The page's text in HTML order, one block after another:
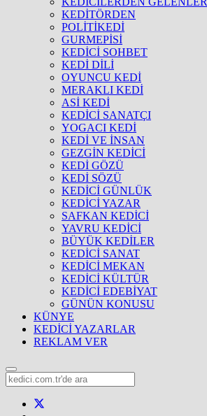
KEDİTÖRDEN
POLİTİKEDİ
GURMEPİSİ
KEDİCİ SOHBET
KEDİ DİLİ
OYUNCU KEDİ
MERAKLI KEDİ
ASİ KEDİ
KEDİCİ SANATÇI
YOGACI KEDİ
KEDİ VE İNSAN
GEZGİN KEDİCİ
KEDİ GÖZÜ
KEDİ SÖZÜ
KEDİCİ GÜNLÜK
KEDİCİ YAZAR
SAFKAN KEDİCİ
YAVRU KEDİCİ
BÜYÜK KEDİLER
KEDİCİ SANAT
KEDİCİ MEKAN
KEDİCİ KÜLTÜR
KEDİCİ EDEBİYAT
GÜNÜN KONUSU
KÜNYE
KEDİCİ YAZARLAR
REKLAM VER